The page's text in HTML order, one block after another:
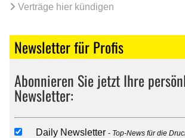
Verträge hier kündigen
Newsletter für Profis
Abonnieren Sie jetzt Ihre
Newsletter:
Daily Newsletter
Top-News für die